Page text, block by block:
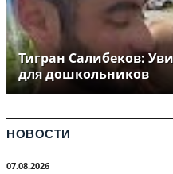
Тигран Салибеков:
для дошкольников
НОВОСТИ
07.08.2026